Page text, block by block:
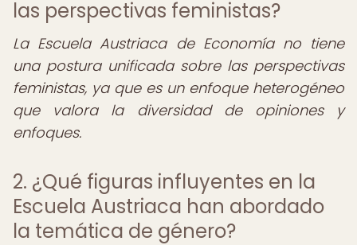
las perspectivas feministas?
La Escuela Austriaca de Economía no tiene
una postura unificada sobre las perspectivas
feministas, ya que es un enfoque heterogéneo
que valora la diversidad de opiniones y
enfoques.
2. ¿Qué figuras influyentes en la
Escuela Austriaca han abordado
la temática de género?